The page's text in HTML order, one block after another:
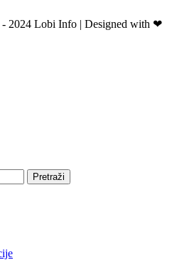
- 2024 Lobi Info | Designed with ❤
Pretraži